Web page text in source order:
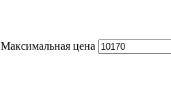
Максимальная цена